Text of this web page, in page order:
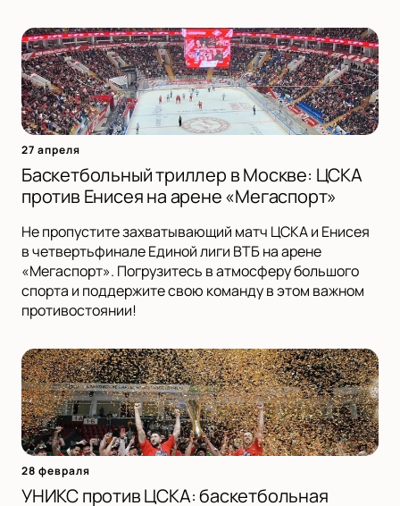
27 апреля
Баскетбольный триллер в Москве: ЦСКА
против Енисея на арене «Мегаспорт»
Не пропустите захватывающий матч ЦСКА и Енисея
в четвертьфинале Единой лиги ВТБ на арене
«Мегаспорт». Погрузитесь в атмосферу большого
спорта и поддержите свою команду в этом важном
противостоянии!
28 февраля
УНИКС против ЦСКА: баскетбольная